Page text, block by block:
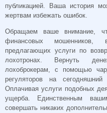
публикацией. Ваша история
жертвам избежать ошибок.
Обращаем ваше внимание,
финансовых
предлагающих услуги по
лохотронах. Вернуть
лохоброкерам, с помощью
регуляторов на
Оплачивая услуги подобных
ущерба. Единственным
совершать никаких